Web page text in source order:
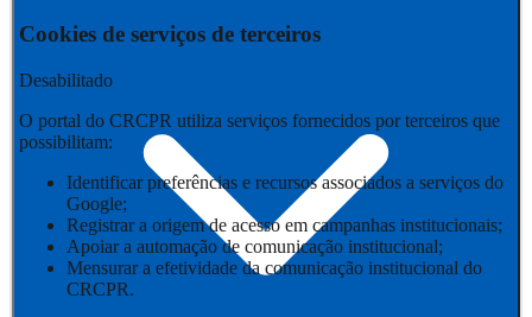
Cookies de serviços de terceiros
Desabilitado
O portal do CRCPR utiliza serviços fornecidos por terceiros que
possibilitam:
Identificar preferências e recursos associados a serviços do
Google;
Registrar a origem de acesso em campanhas institucionais;
Apoiar a automação de comunicação institucional;
Mensurar a efetividade da comunicação institucional do
CRCPR.